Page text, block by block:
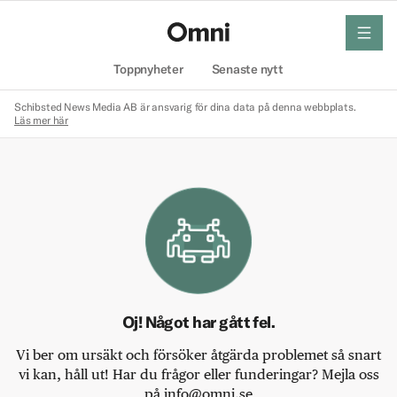
Toppnyheter Senaste nytt
meny
Schibsted News Media AB är ansvarig för dina data på denna webbplats.
Läs mer här
Oj! Något har gått fel.
Vi ber om ursäkt och försöker åtgärda problemet så snart
vi kan, håll ut! Har du frågor eller funderingar? Mejla oss